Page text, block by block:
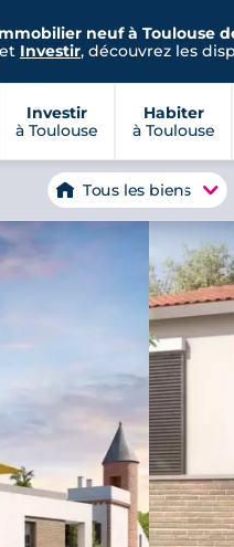
neuf à Toulouse
et Investir, découvrez les
Investir
à Toulouse
Habiter
à Toulouse
Tous les biens